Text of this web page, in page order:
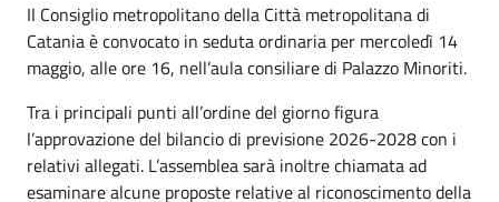
Il Consiglio metropolitano della Città metropolitana di
Catania è convocato in seduta ordinaria per mercoledì 14
maggio, alle ore 16, nell’aula consiliare di Palazzo Minoriti.
Tra i principali punti all’ordine del giorno figura
l’approvazione del bilancio di previsione 2026-2028 con i
relativi allegati. L’assemblea sarà inoltre chiamata ad
esaminare alcune proposte relative al riconoscimento della